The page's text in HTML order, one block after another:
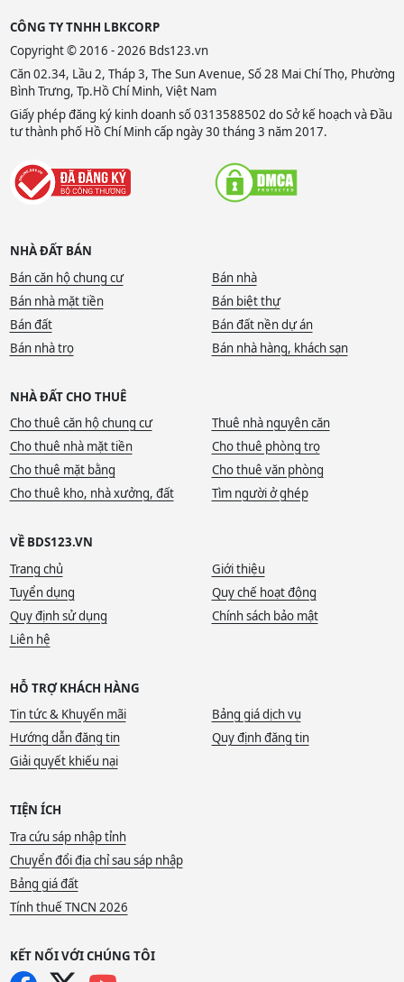
CÔNG TY TNHH LBKCORP
Copyright © 2016 - 2026 Bds123.vn
Căn 02.34, Lầu 2, Tháp 3, The Sun Avenue, Số 28 Mai Chí Thọ, Phường
Bình Trưng, Tp.Hồ Chí Minh, Việt Nam
Giấy phép đăng ký kinh doanh số 0313588502 do Sở kế hoạch và Đầu
tư thành phố Hồ Chí Minh cấp ngày 30 tháng 3 năm 2017.
NHÀ ĐẤT BÁN
Bán căn hộ chung cư
Bán nhà
Bán nhà mặt tiền
Bán biệt thự
Bán đất
Bán đất nền dự án
Bán nhà trọ
Bán nhà hàng, khách sạn
NHÀ ĐẤT CHO THUÊ
Cho thuê căn hộ chung cư
Thuê nhà nguyên căn
Cho thuê nhà mặt tiền
Cho thuê phòng trọ
Cho thuê mặt bằng
Cho thuê văn phòng
Cho thuê kho, nhà xưởng, đất
Tìm người ở ghép
VỀ BDS123.VN
Trang chủ
Giới thiệu
Tuyển dụng
Quy chế hoạt động
Quy định sử dụng
Chính sách bảo mật
Liên hệ
HỖ TRỢ KHÁCH HÀNG
Tin tức & Khuyến mãi
Bảng giá dịch vụ
Hướng dẫn đăng tin
Quy định đăng tin
Giải quyết khiếu nại
TIỆN ÍCH
Tra cứu sáp nhập tỉnh
Chuyển đổi địa chỉ sau sáp nhập
Bảng giá đất
Tính thuế TNCN 2026
KẾT NỐI VỚI CHÚNG TÔI